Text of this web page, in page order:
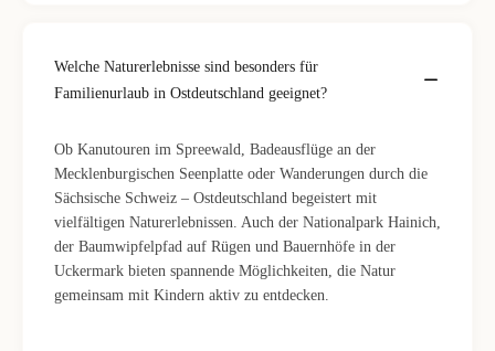
Welche Naturerlebnisse sind besonders für
Familienurlaub in Ostdeutschland geeignet?
Ob Kanutouren im Spreewald, Badeausflüge an der
Mecklenburgischen Seenplatte oder Wanderungen durch die
Sächsische Schweiz – Ostdeutschland begeistert mit
vielfältigen Naturerlebnissen. Auch der Nationalpark Hainich,
der Baumwipfelpfad auf Rügen und Bauernhöfe in der
Uckermark bieten spannende Möglichkeiten, die Natur
gemeinsam mit Kindern aktiv zu entdecken.